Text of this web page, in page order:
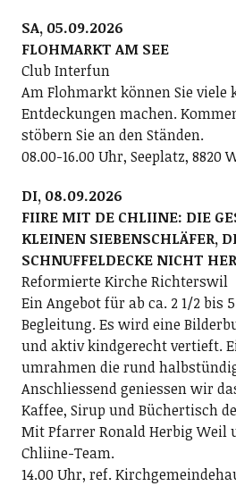
SA, 05.09.2026
FLOHMARKT AM SEE
Club Interfun
Am Flohmarkt können Sie viele
Entdeckungen machen.
stöbern Sie an den Ständen.
08.00-16.00 Uhr, Seeplatz, 8820
DI, 08.09.2026
FIIRE MIT DE CHLIINE: DIE
KLEINEN SIEBENSCHLÄFER,
SCHNUFFELDECKE NICHT
Reformierte Kirche Richterswil
Ein Angebot für ab ca. 2 1/2 bis
Begleitung. Es wird eine
und aktiv kindgerecht vertieft.
umrahmen die rund
Anschliessend geniessen wir
Kaffee, Sirup und Büchertisch
Mit Pfarrer Ronald Herbig Weil
Chliine-Team.
14.00 Uhr, ref.